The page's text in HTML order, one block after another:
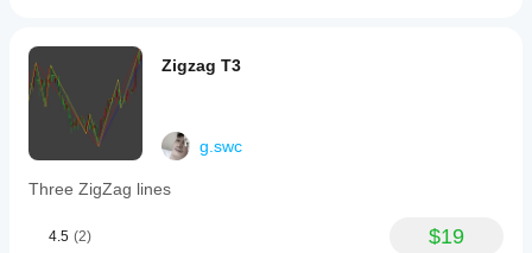
Zigzag T3
g.swc
Three ZigZag lines
4.5 (2) $19